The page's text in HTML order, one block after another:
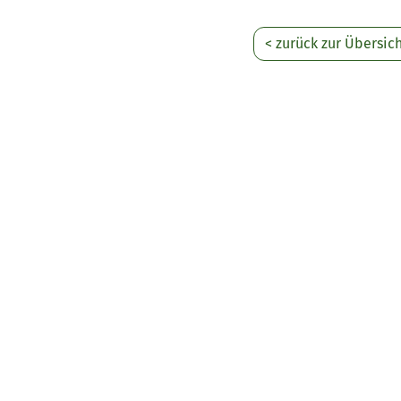
< zurück zur